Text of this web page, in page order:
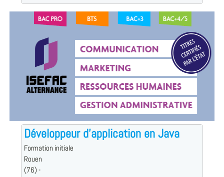
Développeur d'application en Java
Formation initiale
Rouen
(76) -